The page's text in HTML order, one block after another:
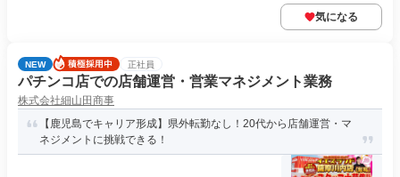
気になる
NEW 正社員
パチンコ店での店舗運営・営業マネジメント業務
株式会社細山田商事
【鹿児島でキャリア形成】県外転勤なし！20代から店舗運営・マ
ネジメントに挑戦できる！